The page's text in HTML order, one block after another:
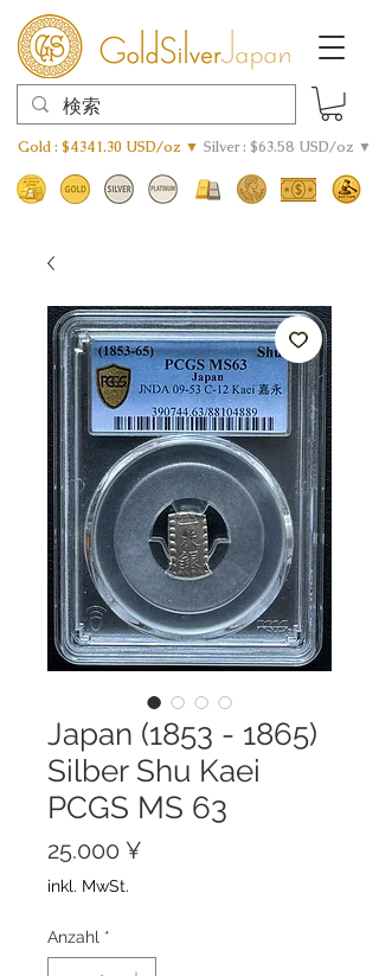
Gold : $4341.30 USD/oz ▼ Silver : $63.58 USD/oz ▼
Japan (1853 - 1865)
Silber Shu Kaei
PCGS MS 63
25.000 ¥
inkl. MwSt.
Anzahl *